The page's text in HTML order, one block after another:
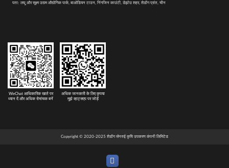
पता: लघु और सूक्ष्म उद्यम औद्योगिक पार्क, बाओडियन टाउन, निंगजिन काउंटी, डेझोउ शहर, शेडोंग प्रांत, चीन
WeChat आधिकारिक खाते पर
ध्यान दें और अधिक रोमांचक बनें
अधिक जानकारी के लिए कृपया
मुझे व्हाट्सएप पर जोड़ें
Copyright © 2020-2025 शेडोंग सेनरुई कृषि उपकरण कंपनी लिमिटेड